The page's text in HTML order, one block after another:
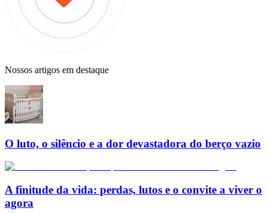
Nossos artigos em destaque
O luto, o silêncio e a dor devastadora do berço vazio
A finitude da vida: perdas, lutos e o convite a viver o
agora